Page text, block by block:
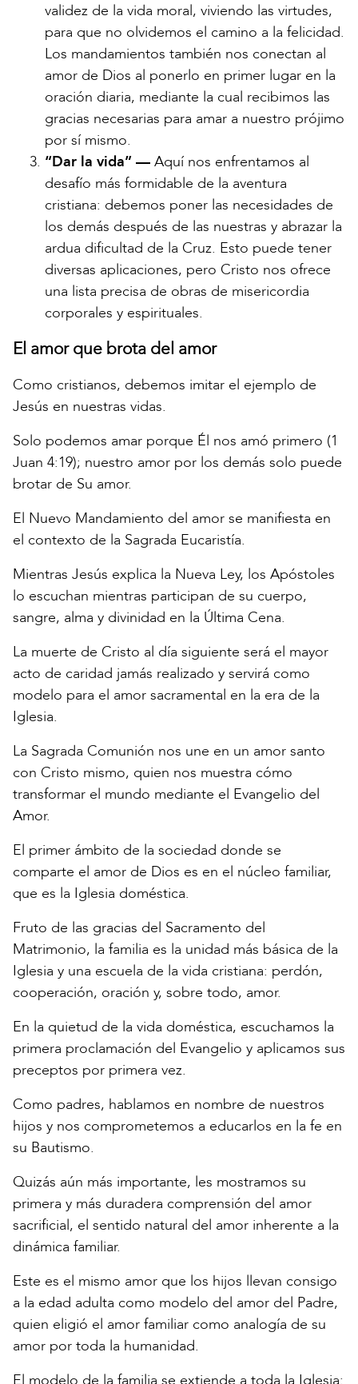
validez de la vida moral, viviendo las virtudes,
para que no olvidemos el camino a la felicidad.
Los mandamientos también nos conectan al
amor de Dios al ponerlo en primer lugar en la
oración diaria, mediante la cual recibimos las
gracias necesarias para amar a nuestro prójimo
por sí mismo.
“Dar la vida” — Aquí nos enfrentamos al
desafío más formidable de la aventura
cristiana: debemos poner las necesidades de
los demás después de las nuestras y abrazar la
ardua dificultad de la Cruz. Esto puede tener
diversas aplicaciones, pero Cristo nos ofrece
una lista precisa de obras de misericordia
corporales y espirituales.
El amor que brota del amor
Como cristianos, debemos imitar el ejemplo de
Jesús en nuestras vidas.
Solo podemos amar porque Él nos amó primero (1
Juan 4:19); nuestro amor por los demás solo puede
brotar de Su amor.
El Nuevo Mandamiento del amor se manifiesta en
el contexto de la Sagrada Eucaristía.
Mientras Jesús explica la Nueva Ley, los Apóstoles
lo escuchan mientras participan de su cuerpo,
sangre, alma y divinidad en la Última Cena.
La muerte de Cristo al día siguiente será el mayor
acto de caridad jamás realizado y servirá como
modelo para el amor sacramental en la era de la
Iglesia.
La Sagrada Comunión nos une en un amor santo
con Cristo mismo, quien nos muestra cómo
transformar el mundo mediante el Evangelio del
Amor.
El primer ámbito de la sociedad donde se
comparte el amor de Dios es en el núcleo familiar,
que es la Iglesia doméstica.
Fruto de las gracias del Sacramento del
Matrimonio, la familia es la unidad más básica de la
Iglesia y una escuela de la vida cristiana: perdón,
cooperación, oración y, sobre todo, amor.
En la quietud de la vida doméstica, escuchamos la
primera proclamación del Evangelio y aplicamos sus
preceptos por primera vez.
Como padres, hablamos en nombre de nuestros
hijos y nos comprometemos a educarlos en la fe en
su Bautismo.
Quizás aún más importante, les mostramos su
primera y más duradera comprensión del amor
sacrificial, el sentido natural del amor inherente a la
dinámica familiar.
Este es el mismo amor que los hijos llevan consigo
a la edad adulta como modelo del amor del Padre,
quien eligió el amor familiar como analogía de su
amor por toda la humanidad.